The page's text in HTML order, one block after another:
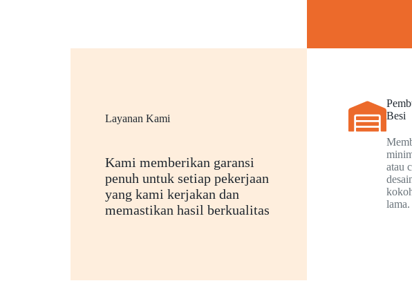
Layanan Kami
Kami memberikan garansi
penuh untuk setiap pekerjaan
yang kami kerjakan dan
memastikan hasil berkualitas
Besi
atau
lama.